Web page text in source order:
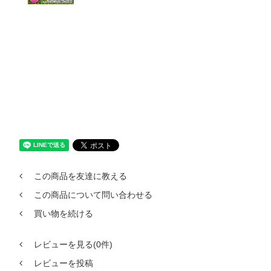
この商品を友達に教える
この商品について問い合わせる
買い物を続ける
レビューを見る(0件)
レビューを投稿